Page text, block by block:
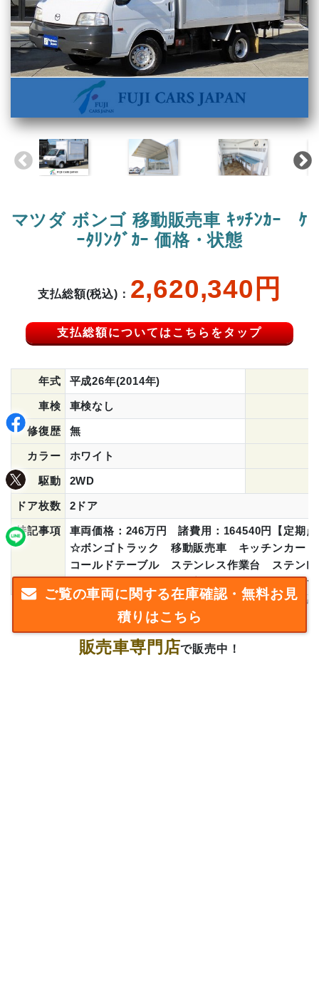
マツダ ボンゴ 移動販売車 ｷｯﾁﾝｶｰ ｹ
ｰﾀﾘﾝｸﾞｶｰ 価格・状態
支払総額(税込)： 2,620,340円
支払総額についてはこちらをタップ
年式 平成26年(2014年)
車検 車検なし
修復歴 無
カラー ホワイト
駆動 2WD
ドア枚数 2ドア
特記事項
車両価格：246万円 諸費用：164540円【定期
☆ボンゴトラック 移動販売車 キッチンカー
コールドテーブル ステンレス作業台 ステン
40L給排水タンク 換気扇 LED照明 跳ね上
フジカーズジャパン 岐阜 移動
販売車専門店で販売中！
ご覧の車両に関する在庫確認・無料お見
積りはこちら